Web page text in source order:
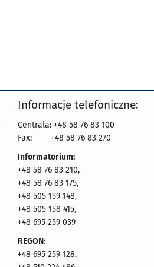
Informacje telefoniczne:
Centrala: +48 58 76 83 100
Fax:
+48 58 76 83 270
Informatorium:
+48 58 76 83 210,
+48 58 76 83 175,
+48 505 159 148,
+48 505 158 415,
+48 695 259 039
REGON:
+48 695 259 128,